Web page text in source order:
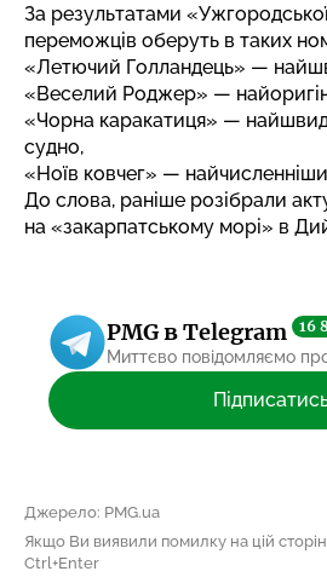
За результатами
переможців оберуть в таких
«Летючий Голландець» —
«Веселий Роджер» —
«Чорна каракатиця» —
судно,
«Ноїв ковчег» —
До слова, раніше розібрали
на «закарпатському морі» в
PMG в Telegram 16
Миттєво повідомляємо
Джерело: PMG.ua
Якщо Ви виявили помилку на цій
Ctrl+Enter